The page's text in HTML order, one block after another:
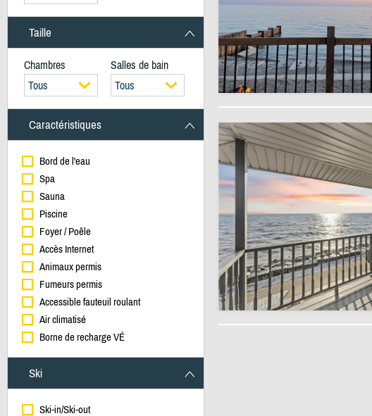
Taille
Chambres
Salles de bain
Tous
Tous
Caractéristiques
Bord de l'eau
Spa
Sauna
Piscine
Foyer / Poêle
Accès Internet
Animaux permis
Fumeurs permis
Accessible fauteuil roulant
Air climatisé
Borne de recharge VÉ
Ski
Ski-in/Ski-out